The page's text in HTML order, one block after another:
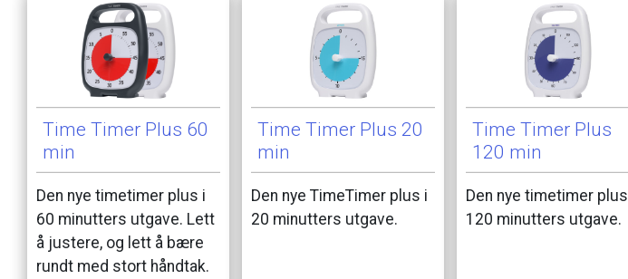
Time Timer Plus 60
min
Den nye timetimer plus i
60 minutters utgave. Lett
å justere, og lett å bære
rundt med stort håndtak.
Time Timer Plus 20
min
Den nye TimeTimer plus i
20 minutters utgave.
Time Timer Plus
120 min
Den nye timetimer plus
120 minutters utgave.